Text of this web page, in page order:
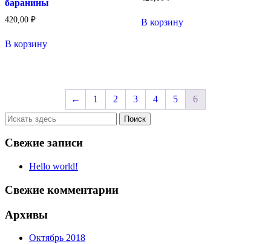
баранины
420,00 ₽
В корзину
В корзину
← 1 2 3 4 5 6
Свежие записи
Hello world!
Свежие комментарии
Архивы
Октябрь 2018